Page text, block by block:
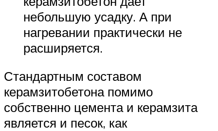
небольшую усадку. А при
нагревании практически не
расширяется.
Стандартным составом
керамзитобетона помимо
собственно цемента и керамзита
является и песок, как